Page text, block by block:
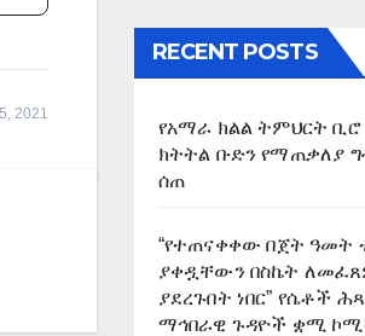
2021
RECENT POSTS
የአማራ ክልል ትምህርት ቢሮ
ክትትል ቡድን የማጠቃለያ
ሰጠ
“የተጠናቀቀው በጀት ዓመት
ያቀዷቸውን በስኬት
ያደረጉበት ነበር” የሴቶች
ማኅበራዊ ጉዳዮች ቋሚ